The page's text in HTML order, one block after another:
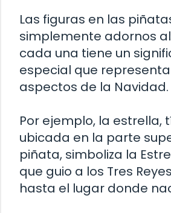
Las figuras en las
simplemente adornos
cada una tiene un
especial que
aspectos de la Navidad.
Por ejemplo, la estrella,
ubicada en la parte
piñata, simboliza la
que guio a los Tres
hasta el lugar donde